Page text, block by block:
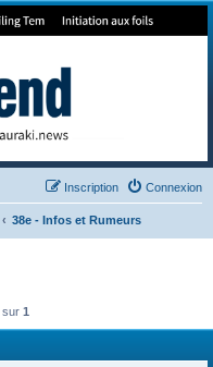
Connexion
Inscription
38e - Infos et Rumeurs
sur 1